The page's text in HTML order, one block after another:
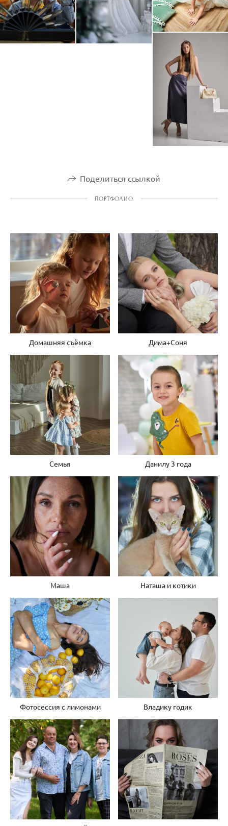
Поделиться ссылкой
ПОРТФОЛИО
Домашняя съёмка Дима+Соня
Семья Данилу 3 года
Маша Наташа и котики
Фотосессия с лимонами Владику годик